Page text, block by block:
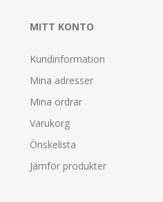
MITT KONTO
Kundinformation
Mina adresser
Mina ordrar
Varukorg
Önskelista
Jämför produkter